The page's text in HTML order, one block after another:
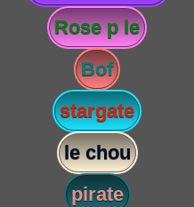
Rose p le
Bof
stargate
le chou
pirate